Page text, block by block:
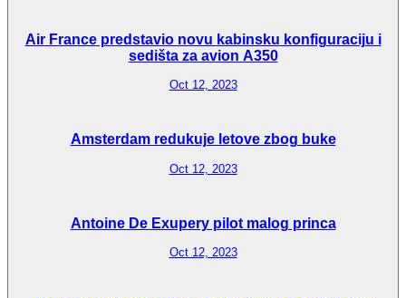
Air France predstavio novu kabinsku konfiguraciju i
sedišta za avion A350
Oct 12, 2023
Amsterdam redukuje letove zbog buke
Oct 12, 2023
Antoine De Exupery pilot malog princa
Oct 12, 2023